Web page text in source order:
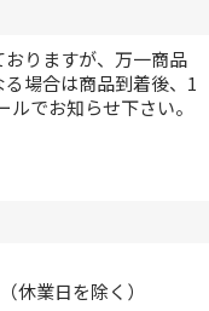
りますが、万一商品
場合は商品到着後、1
でお知らせ下さい。
休業日を除く）